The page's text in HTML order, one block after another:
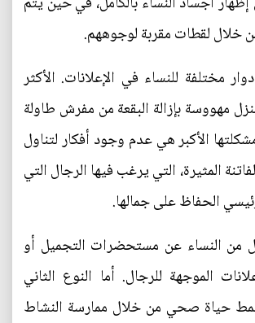
خلال لقطات مقربة لوجوههم.
مختلفة للنساء في الإعلانات. الأكثر
مهووسة بإزالة البقعة من مفرش طاولة
الأكبر هي عدم وجود أفكار لتناول
المثيرة، التي يرغب فيها الرجال التي
الحفاظ على جمالها.
من النساء عن مستحضرات التجميل أو
الموجهة للرجال. أما النوع الثاني
نمط حياة صحي من خلال ممارسة النشاط